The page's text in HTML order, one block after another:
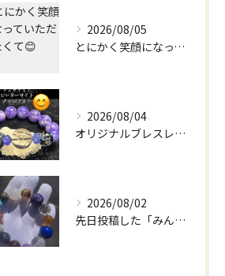
2026/08/05
とにかく笑顔になっていただきたくて😊
2026/08/04
オリジナルブレスレット作成してみました😊
2026/08/02
先日投稿した「みんなを笑顔にしてくれるブレスレット」に